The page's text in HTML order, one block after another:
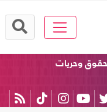
حقوق وحريات